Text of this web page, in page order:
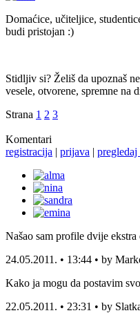
Domaćice, učiteljice,
budi pristojan :)
Stidljiv si? Želiš da upoznaš
vesele, otvorene, spremne
Strana 1 2 3
Komentari
registracija | prijava | pregledaj
Našao sam profile dvije
24.05.2011. • 13:44 • by
Kako ja mogu da postavim
22.05.2011. • 23:31 • by